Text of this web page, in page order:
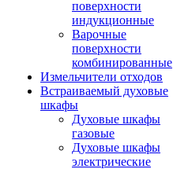
поверхности
индукционные
Варочные
поверхности
комбинированные
Измельчители отходов
Встраиваемый духовые
шкафы
Духовые шкафы
газовые
Духовые шкафы
электрические